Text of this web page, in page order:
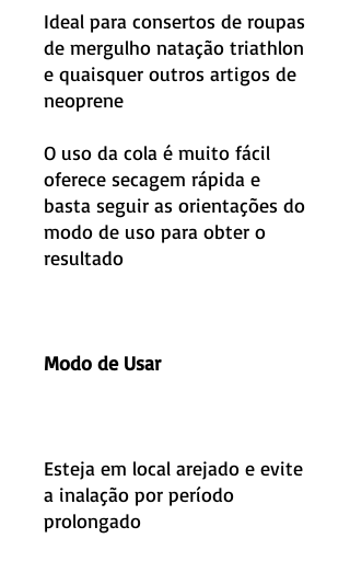
Ideal para consertos de roupas
de mergulho natação triathlon
e quaisquer outros artigos de
neoprene
O uso da cola é muito fácil
oferece secagem rápida e
basta seguir as orientações do
modo de uso para obter o
resultado
Modo de Usar
Esteja em local arejado e evite
a inalação por período
prolongado